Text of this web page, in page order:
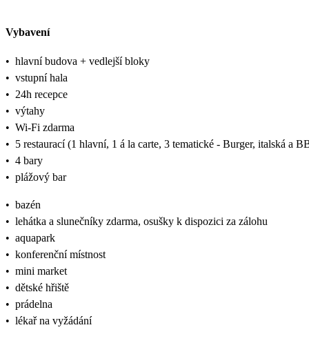
Vybavení
• hlavní budova + vedlejší bloky
• vstupní hala
• 24h recepce
• výtahy
• Wi-Fi zdarma
• 5 restaurací (1 hlavní, 1 á la carte, 3 tematické - Burger, italská a
• 4 bary
• plážový bar
• bazén
• lehátka a slunečníky zdarma, osušky k dispozici za zálohu
• aquapark
• konferenční místnost
• mini market
• dětské hřiště
• prádelna
• lékař na vyžádání